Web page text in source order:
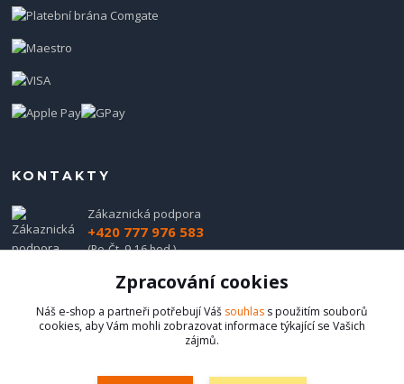
KONTAKTY
Zákaznická podpora
+420 777 976 583
(Po-Čt, 9-16 hod.)
obchod@hadladla.cz
Zpracování cookies
Náš e-shop a partneři potřebují Váš souhlas s použitím souborů
cookies, aby Vám mohli zobrazovat informace týkající se Vašich
zájmů.